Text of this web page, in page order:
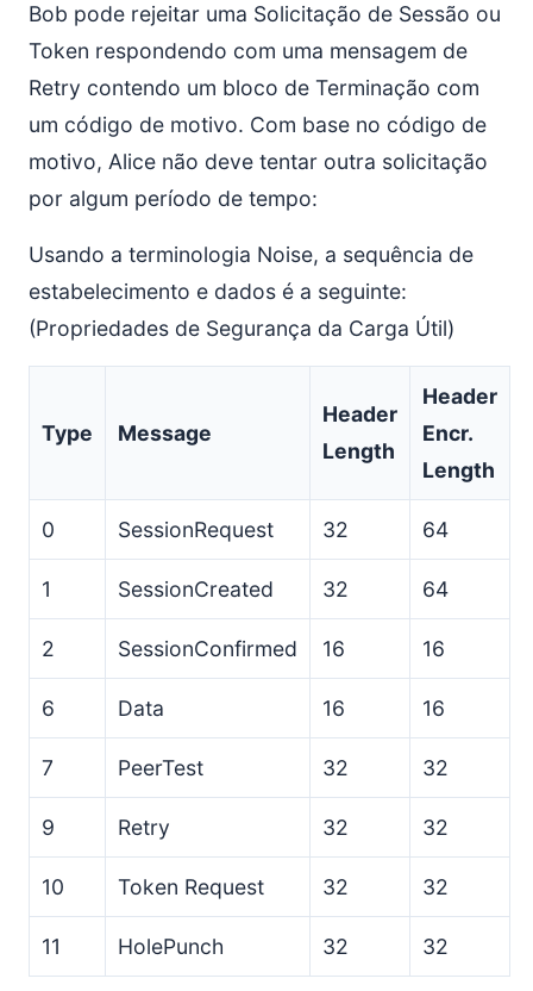
Bob pode rejeitar uma Solicitação de Sessão ou
Token respondendo com uma mensagem de
Retry contendo um bloco de Terminação com
um código de motivo. Com base no código de
motivo, Alice não deve tentar outra solicitação
por algum período de tempo:
Usando a terminologia Noise, a sequência de
estabelecimento e dados é a seguinte:
(Propriedades de Segurança da Carga Útil)
Type Message
Header
Length
Header
Encr.
Length
0 SessionRequest 32 64
1 SessionCreated 32 64
2 SessionConfirmed 16 16
6 Data 16 16
7 PeerTest 32 32
9 Retry 32 32
10 Token Request 32 32
11 HolePunch 32 32